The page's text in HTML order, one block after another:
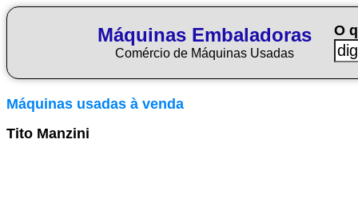
Máquinas Embaladoras
Comércio de Máquinas Usadas
O
Máquinas usadas à venda
Tito Manzini